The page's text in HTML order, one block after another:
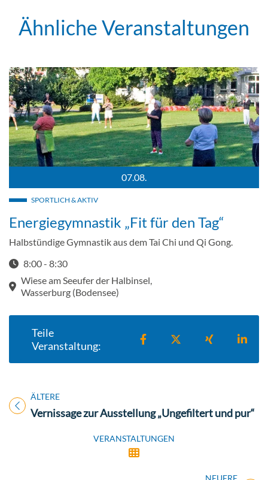
Ähnliche Veranstaltungen
07.08.
SPORTLICH & AKTIV
Energiegymnastik „Fit für den Tag“
Halbstündige Gymnastik aus dem Tai Chi und Qi Gong.
8:00 - 8:30
Startzeit: 8:00
Wiese am Seeufer der Halbinsel,
Wasserburg (Bodensee)
Teile
Veranstaltung:
Teilen auf Facebook
Teilen auf XTeilen auf
ÄLTERE
Titel für Veranstaltung
Vernissage zur Ausstellung „Ungefiltert und pur“
VERANSTALTUNGEN